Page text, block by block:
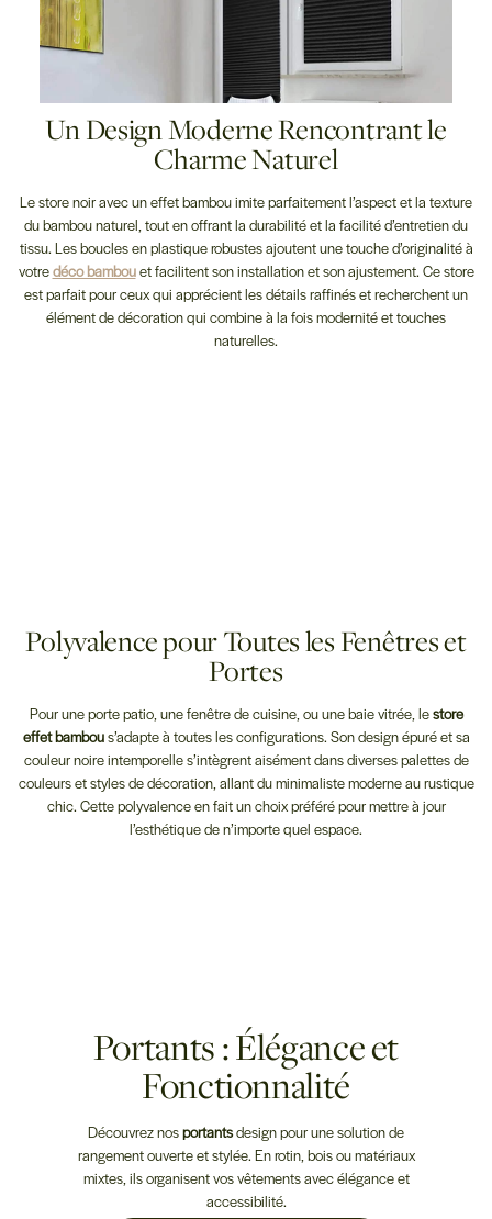
Un Design Moderne Rencontrant le
Charme Naturel
Le store noir avec un effet bambou imite parfaitement l’aspect et la texture
du bambou naturel, tout en offrant la durabilité et la facilité d’entretien du
tissu. Les boucles en plastique robustes ajoutent une touche d’originalité à
votredéco bambouet facilitent son installation et son ajustement. Ce store
est parfait pour ceux qui apprécient les détails raffinés et recherchent un
élément de décoration qui combine à la fois modernité et touches
naturelles.
Polyvalence pour Toutes les Fenêtres et
Portes
Pour une porte patio, une fenêtre de cuisine, ou une baie vitrée, lestore
effet bambous’adapte à toutes les configurations. Son design épuré et sa
couleur noire intemporelle s’intègrent aisément dans diverses palettes de
couleurs et styles de décoration, allant du minimaliste moderne au rustique
chic. Cette polyvalence en fait un choix préféré pour mettre à jour
l’esthétique de n’importe quel espace.
Portants : Élégance et
Fonctionnalité
Découvrez nosportantsdesign pour une solution de
rangement ouverte et stylée. En rotin, bois ou matériaux
mixtes, ils organisent vos vêtements avec élégance et
accessibilité.